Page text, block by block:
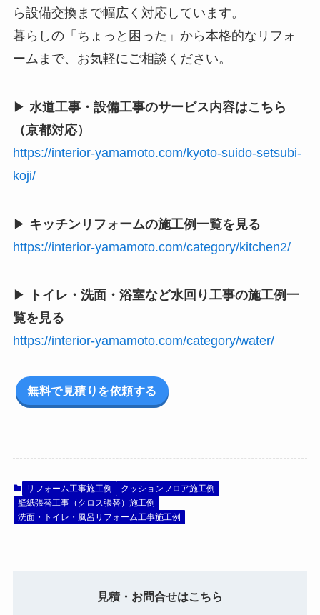
ら設備交換まで幅広く対応しています。
暮らしの「ちょっと困った」から本格的なリフォ
ームまで、お気軽にご相談ください。
▶ 水道工事・設備工事のサービス内容はこちら
（京都対応）
https://interior-yamamoto.com/kyoto-suido-setsubi-
koji/
▶ キッチンリフォームの施工例一覧を見る
https://interior-yamamoto.com/category/kitchen2/
▶
トイレ・洗面・浴室など水回り工事の施工例一
覧を見る
https://interior-yamamoto.com/category/water/
無料で見積りを依頼する
リフォーム工事施工例
クッションフロア施工例
壁紙張替工事（クロス張替）施工例
洗面・トイレ・風呂リフォーム工事施工例
見積・お問合せはこちら